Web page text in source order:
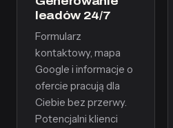
leadów 24/7
Formularz
kontaktowy, mapa
Google i informacje o
ofercie pracują dla
Ciebie bez przerwy.
Potencjalni klienci